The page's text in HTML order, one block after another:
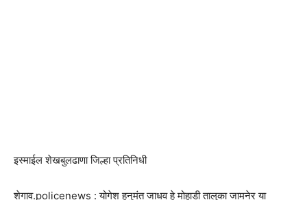
इस्माईल शेखबुलढाणा जिल्हा प्रतिनिधी
शेगाव.policenews : योगेश हनुमंत जाधव हे मोहाडी तालुका जामनेर या